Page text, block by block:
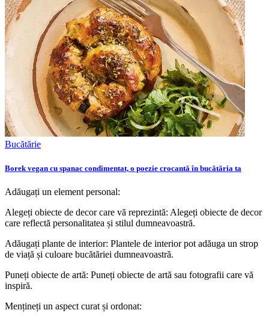
Bucătărie
Borek vegan cu spanac condimentat, o poezie crocantă în bucătăria ta
Adăugați un element personal:
Alegeți obiecte de decor care vă reprezintă: Alegeți obiecte de decor
care reflectă personalitatea și stilul dumneavoastră.
Adăugați plante de interior: Plantele de interior pot adăuga un strop
de viață și culoare bucătăriei dumneavoastră.
Puneți obiecte de artă: Puneți obiecte de artă sau fotografii care vă
inspiră.
Mențineți un aspect curat și ordonat: